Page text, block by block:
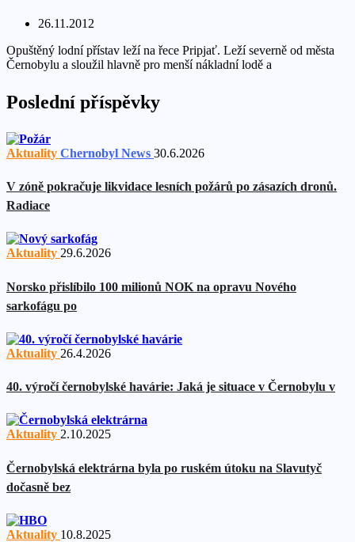
26.11.2012
Opuštěný lodní přístav leží na řece Pripjať. Leží severně od města
Černobylu a sloužil hlavně pro menší nákladní lodě a
Poslední příspěvky
Aktuality Chernobyl News 30.6.2026
V zóně pokračuje likvidace lesních požárů po zásazích dronů.
Radiace
Aktuality 29.6.2026
Norsko přislíbilo 100 milionů NOK na opravu Nového
sarkofágu po
Aktuality 26.4.2026
40. výročí černobylské havárie: Jaká je situace v Černobylu v
Aktuality 2.10.2025
Černobylská elektrárna byla po ruském útoku na Slavutyč
dočasně bez
Aktuality 10.8.2025